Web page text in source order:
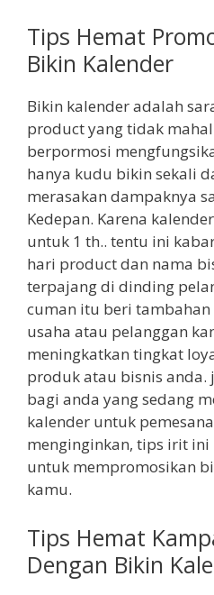
Tips Hemat
Bikin Kalender
Bikin kalender adalah
product yang tidak
berpormosi
hanya kudu bikin sekali
merasakan dampaknya
Kedepan. Karena
untuk 1 th.. tentu ini
hari product dan nama
terpajang di dinding
cuman itu beri
usaha atau pelanggan
meningkatkan tingkat
produk atau bisnis anda.
bagi anda yang sedang
kalender untuk
menginginkan, tips irit ini
untuk mempromosikan
kamu.
Tips Hemat
Dengan Bikin